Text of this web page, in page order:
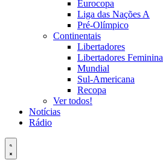
Eurocopa
Liga das Nações A
Pré-Olímpico
Continentais
Libertadores
Libertadores Feminina
Mundial
Sul-Americana
Recopa
Ver todos!
Notícias
Rádio